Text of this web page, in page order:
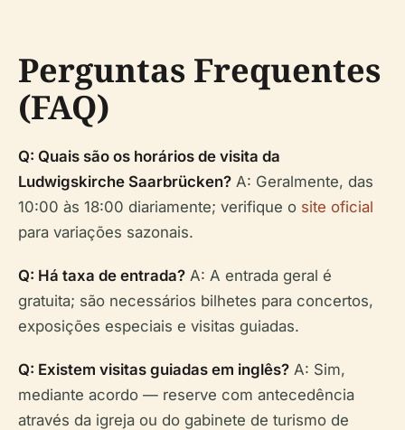
Perguntas Frequentes
(FAQ)
Q: Quais são os horários de visita da
Ludwigskirche Saarbrücken? A: Geralmente, das
10:00 às 18:00 diariamente; verifique o site oficial
para variações sazonais.
Q: Há taxa de entrada? A: A entrada geral é
gratuita; são necessários bilhetes para concertos,
exposições especiais e visitas guiadas.
Q: Existem visitas guiadas em inglês? A: Sim,
mediante acordo — reserve com antecedência
através da igreja ou do gabinete de turismo de